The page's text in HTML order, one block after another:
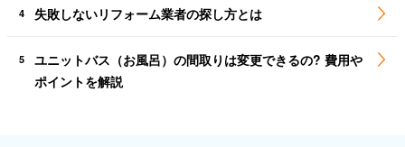
4 失敗しないリフォーム業者の探し方とは
5
ユニットバス（お風呂）の間取りは変更できるの? 費用や
ポイントを解説